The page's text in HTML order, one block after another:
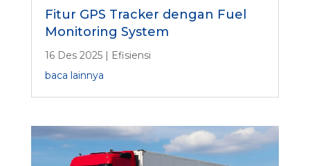
Fitur GPS Tracker dengan Fuel
Monitoring System
16 Des 2025| Efisiensi
baca lainnya